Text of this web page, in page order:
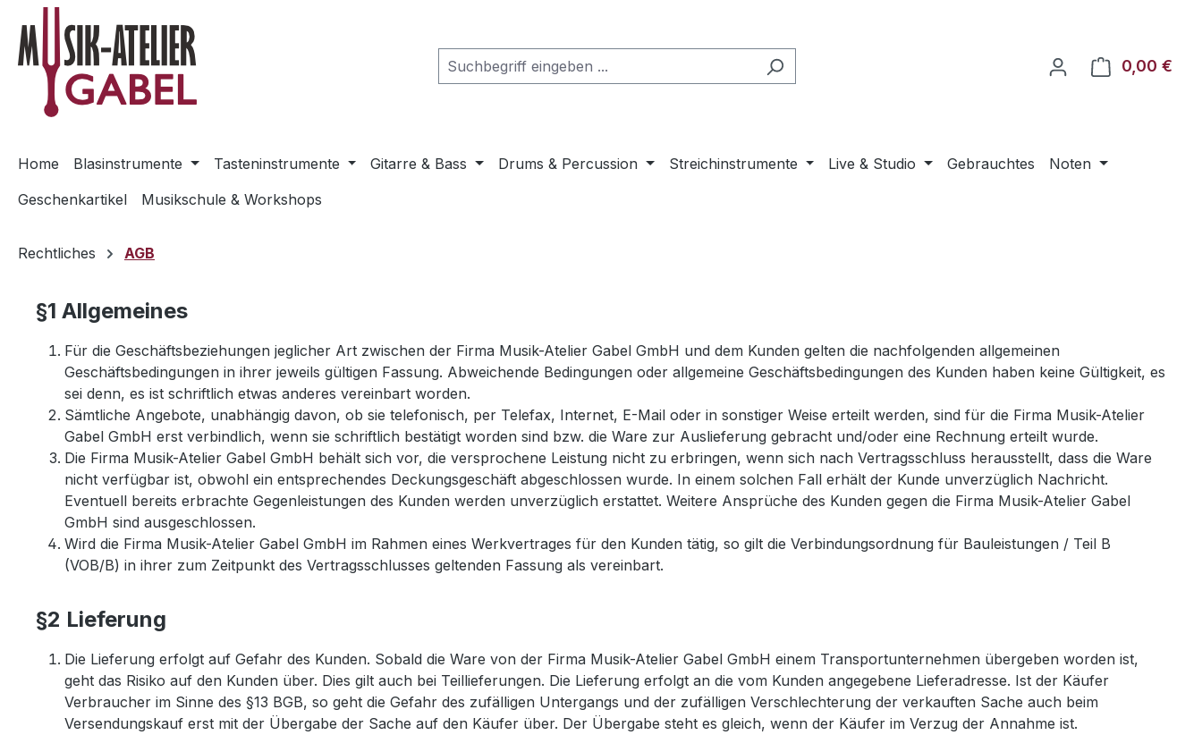
Hauptinhalt springen
Zur Suche springen
Zur Hauptnavigation springen
0,00 €
Home Blasinstrumente Tasteninstrumente Gitarre & Bass Drums & Percussion Streichinstrumente Live & Studio Gebrauchtes
Noten
Geschenkartikel
Musikschule & Workshops
Rechtliches AGB
§1 Allgemeines
Für die Geschäftsbeziehungen jeglicher Art zwischen der Firma Musik-Atelier Gabel GmbH und dem Kunden gelten die nachfolgenden allgemeinen
Geschäftsbedingungen in ihrer jeweils gültigen Fassung. Abweichende Bedingungen oder allgemeine Geschäftsbedingungen des Kunden haben keine Gültigkeit, es
sei denn, es ist schriftlich etwas anderes vereinbart worden.
Sämtliche Angebote, unabhängig davon, ob sie telefonisch, per Telefax, Internet, E-Mail oder in sonstiger Weise erteilt werden, sind für die Firma Musik-Atelier
Gabel GmbH erst verbindlich, wenn sie schriftlich bestätigt worden sind bzw. die Ware zur Auslieferung gebracht und/oder eine Rechnung erteilt wurde.
Die Firma Musik-Atelier Gabel GmbH behält sich vor, die versprochene Leistung nicht zu erbringen, wenn sich nach Vertragsschluss herausstellt, dass die Ware
nicht verfügbar ist, obwohl ein entsprechendes Deckungsgeschäft abgeschlossen wurde. In einem solchen Fall erhält der Kunde unverzüglich Nachricht.
Eventuell bereits erbrachte Gegenleistungen des Kunden werden unverzüglich erstattet. Weitere Ansprüche des Kunden gegen die Firma Musik-Atelier Gabel
GmbH sind ausgeschlossen.
Wird die Firma Musik-Atelier Gabel GmbH im Rahmen eines Werkvertrages für den Kunden tätig, so gilt die Verbindungsordnung für Bauleistungen / Teil B
(VOB/B) in ihrer zum Zeitpunkt des Vertragsschlusses geltenden Fassung als vereinbart.
§2 Lieferung
Die Lieferung erfolgt auf Gefahr des Kunden. Sobald die Ware von der Firma Musik-Atelier Gabel GmbH einem Transportunternehmen übergeben worden ist,
geht das Risiko auf den Kunden über. Dies gilt auch bei Teillieferungen. Die Lieferung erfolgt an die vom Kunden angegebene Lieferadresse. Ist der Käufer
Verbraucher im Sinne des §13 BGB, so geht die Gefahr des zufälligen Untergangs und der zufälligen Verschlechterung der verkauften Sache auch beim
Versendungskauf erst mit der Übergabe der Sache auf den Käufer über. Der Übergabe steht es gleich, wenn der Käufer im Verzug der Annahme ist.